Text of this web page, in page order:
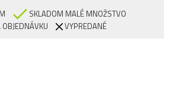
SKLADOM MALÉ MNOŽSTVO
VYPREDANÉ